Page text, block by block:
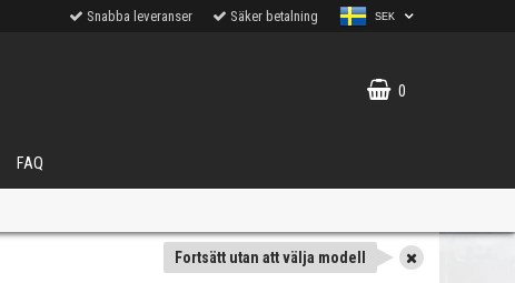
Snabba leveranser Säker betalning SEK
0
FAQ
Fortsätt utan att välja modell